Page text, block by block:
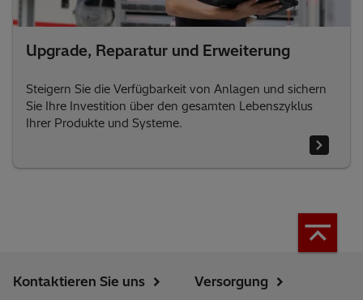
Upgrade, Reparatur und Erweiterung
Steigern Sie die Verfügbarkeit von Anlagen und sichern
Sie Ihre Investition über den gesamten Lebenszyklus
Ihrer Produkte und Systeme.
Kontaktieren Sie uns
Versorgung